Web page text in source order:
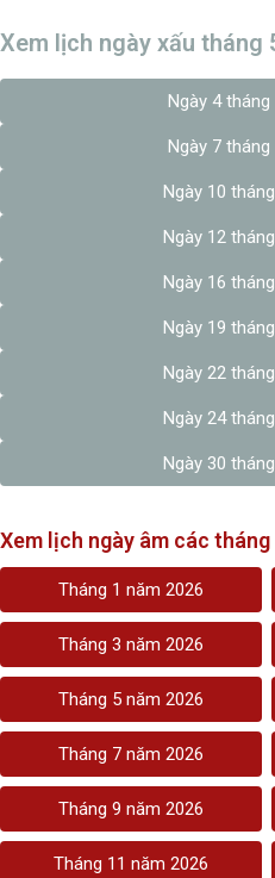
Xem lịch ngày xấu tháng
Ngày 4
Ngày 7
Ngày 10
Ngày 12
Ngày 16
Ngày 19
Ngày 22
Ngày 24
Ngày 30
Xem lịch ngày âm các tháng
Tháng 1 năm 2026
Tháng 3 năm 2026
Tháng 5 năm 2026
Tháng 7 năm 2026
Tháng 9 năm 2026
Tháng 11 năm 2026